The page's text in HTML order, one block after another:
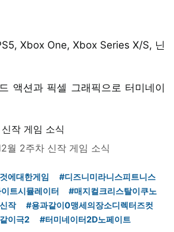
Xbox One, Xbox Series X/S, 닌
액션과 픽셀 그래픽으로 터미네이
월 2주차 신작 게임 소식
에대한게임
#디즈니미라니스피트니스
트시뮬레이터
#매지컬크리스탈이쿠노
작
#용과같이0맹세의장소디렉터즈컷
이극2 #터미네이터2D노페이트